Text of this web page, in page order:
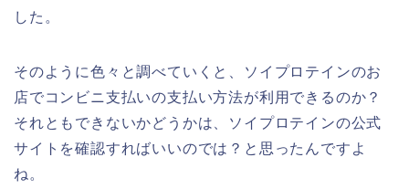
した。
そのように色々と調べていくと、ソイプロテインのお
店でコンビニ支払いの支払い方法が利用できるのか？
それともできないかどうかは、ソイプロテインの公式
サイトを確認すればいいのでは？と思ったんですよ
ね。